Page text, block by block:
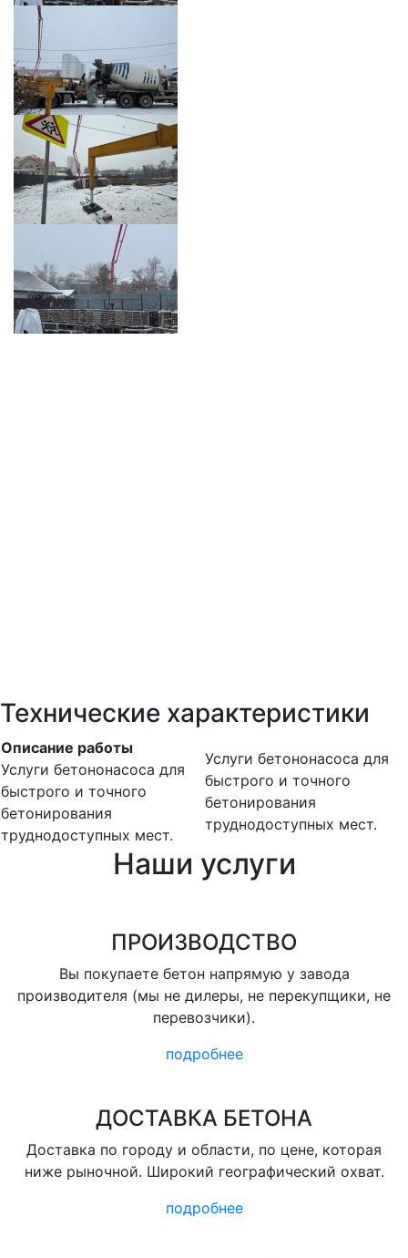
Технические характеристики
Описание работы
Услуги бетононасоса для
быстрого и точного
бетонирования
труднодоступных мест.
Услуги бетононасоса для
быстрого и точного
бетонирования
труднодоступных мест.
Наши услуги
ПРОИЗВОДСТВО
Вы покупаете бетон напрямую у завода
производителя (мы не дилеры, не перекупщики, не
перевозчики).
подробнее
ДОСТАВКА БЕТОНА
Доставка по городу и области, по цене, которая
ниже рыночной. Широкий географический охват.
подробнее